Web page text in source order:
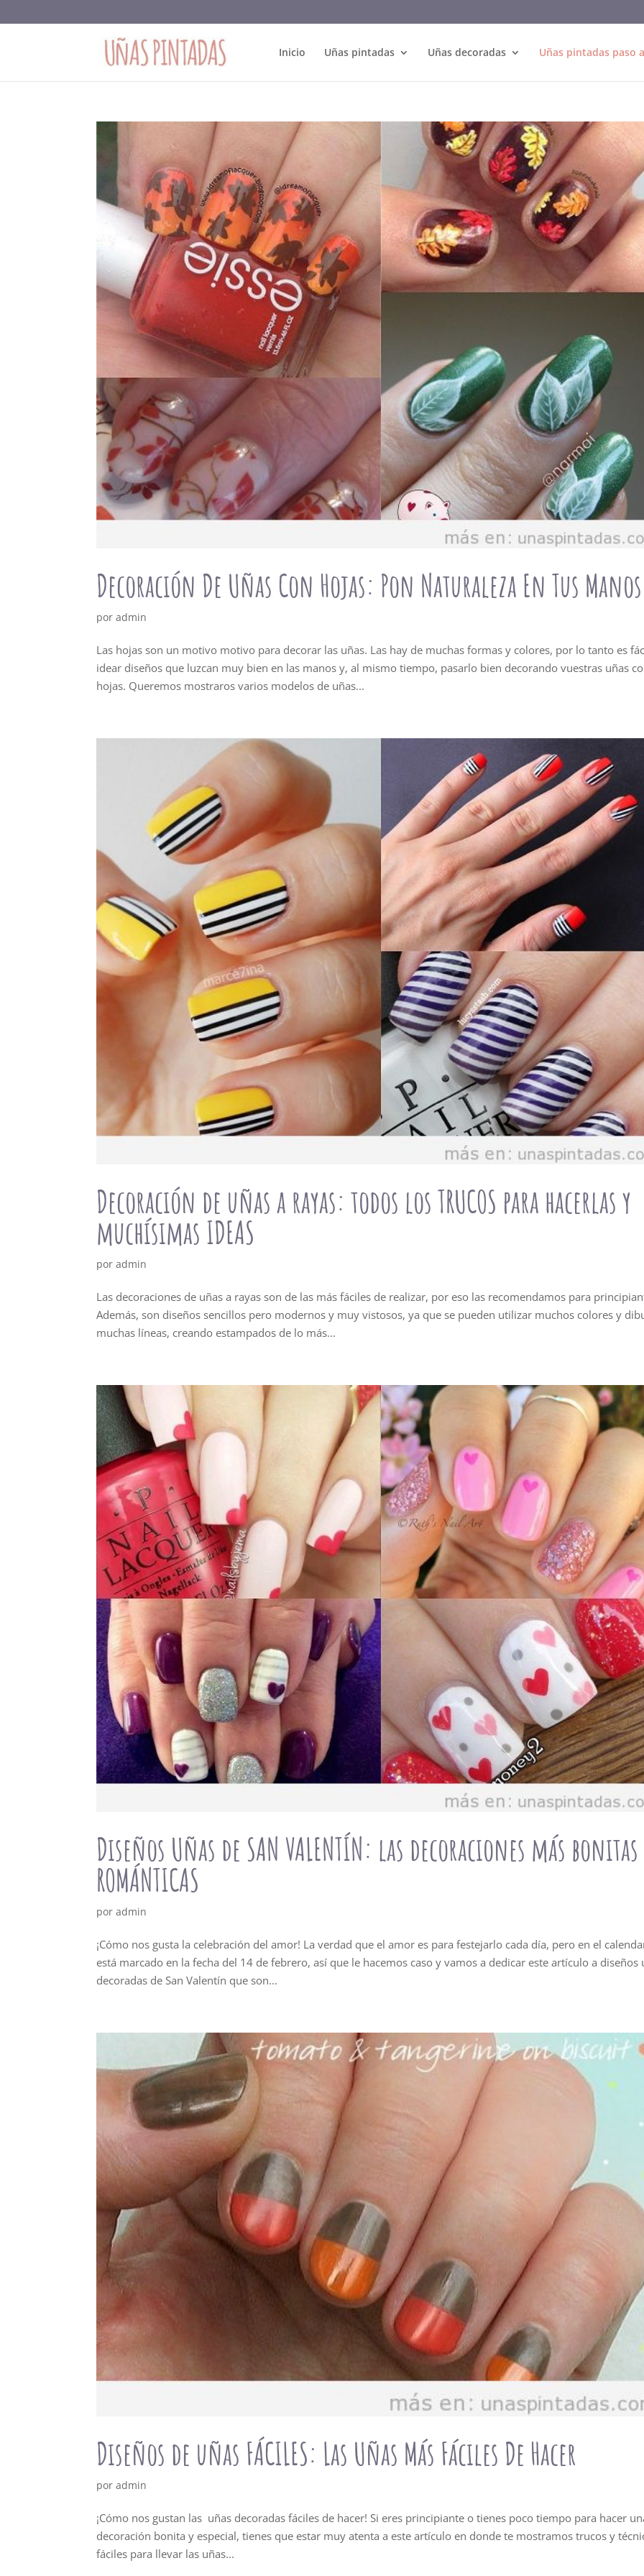
Inicio Uñas pintadas Uñas decoradas Uñas pintadas paso
Decoración De Uñas Con Hojas: Pon Naturaleza En Tus Manos
poradmin
Las hojas son un motivo motivo para decorar las uñas. Las hay de muchas formas y colores, por lo tanto es
idear diseños que luzcan muy bien en las manos y, al mismo tiempo, pasarlo bien decorando vuestras uñas
hojas. Queremos mostraros varios modelos de uñas...
Decoración de uñas a rayas: todos los TRUCOS para hacerlas y
muchísimas IDEAS
poradmin
Las decoraciones de uñas a rayas son de las más fáciles de realizar, por eso las recomendamos para
Además, son diseños sencillos pero modernos y muy vistosos, ya que se pueden utilizar muchos colores y
muchas líneas, creando estampados de lo más...
Diseños Uñas de SAN VALENTÍN: las decoraciones más
ROMÁNTICAS
poradmin
¡Cómo nos gusta la celebración del amor! La verdad que el amor es para festejarlo cada día, pero en el
está marcado en la fecha del 14 de febrero, así que le hacemos caso y vamos a dedicar este artículo a diseños
decoradas de San Valentín que son...
Diseños de uñas FÁCILES: Las Uñas Más Fáciles De Hacer
poradmin
¡Cómo nos gustan las uñas decoradas fáciles de hacer! Si eres principiante o tienes poco tiempo para hacer
decoración bonita y especial, tienes que estar muy atenta a este artículo en donde te mostramos trucos y
fáciles para llevar las uñas...